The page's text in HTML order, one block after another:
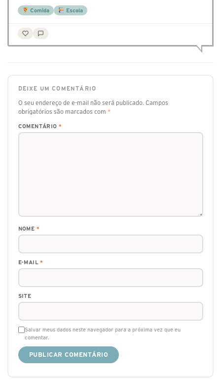
Comida Escola
DEIXE UM COMENTÁRIO
O seu endereço de e-mail não será publicado. Campos
obrigatórios são marcados com *
COMENTÁRIO *
NOME *
E-MAIL*
SITE
Salvar meus dados neste navegador para a próxima vez que eu
comentar.